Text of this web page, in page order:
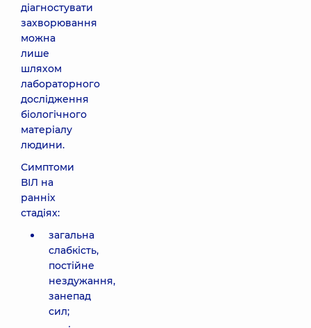
діагностувати
захворювання
можна
лише
шляхом
лабораторного
дослідження
біологічного
матеріалу
людини.
Симптоми
ВІЛ на
ранніх
стадіях:
загальна
слабкість,
постійне
нездужання,
занепад
сил;